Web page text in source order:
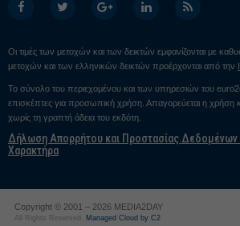
Οι τιμές των μετοχών και των δεικτών εμφανίζονται με
μετοχών και των ελληνικών δεικτών προέρχονται από την
Το σύνολο του περιεχομένου και των υπηρεσιών του
επισκέπτες για προσωπική χρήση. Απαγορεύεται η χρήση
χωρίς τη γραπτή άδεια του εκδότη.
Δήλωση Απορρήτου και Προστασίας
Χαρακτήρα
Copyright © 2001 – 2026 MEDIA2DAY
All Rights Reserved. Managed Cloud by C2